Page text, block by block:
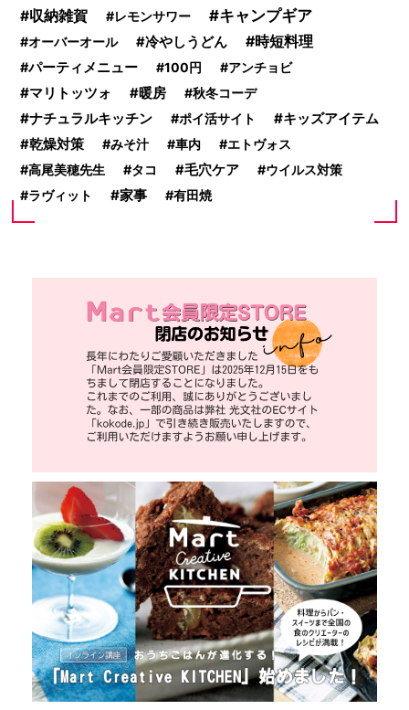
収納雑賀
レモンサワー キャンプギア
オーバーオール 冷やしうどん 時短料理
パーティメニュー 100円 アンチョビ
マリトッツォ 暖房 秋冬コーデ
ナチュラルキッチン ポイ活サイト キッズアイテム
乾燥対策 みそ汁 車内
エトヴォス
高尾美穂先生
タコ 毛穴ケア
ウイルス対策
ラヴィット
家事 有田焼